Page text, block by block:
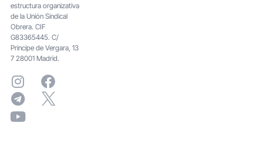
estructura organizativa
de la Unión Sindical
Obrera. CIF
G83365445. C/
Principe de Vergara, 13
7 28001 Madrid.